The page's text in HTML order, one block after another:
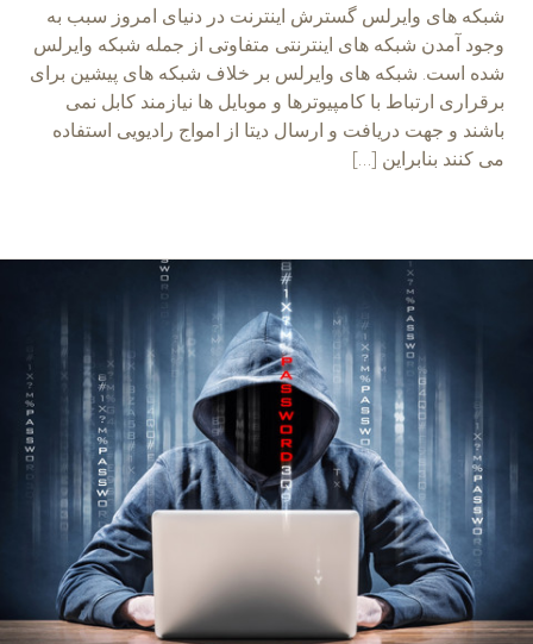
شبکه های وایرلس گسترش اینترنت در دنیای امروز سبب به
وجود آمدن شبکه های اینترنتی متفاوتی از جمله شبکه وایرلس
شده است. شبکه های وایرلس بر خلاف شبکه های پیشین برای
برقراری ارتباط با کامپیوترها و موبایل ها نیازمند کابل نمی
باشند و جهت دریافت و ارسال دیتا از امواج رادیویی استفاده
می کنند بنابراین […]